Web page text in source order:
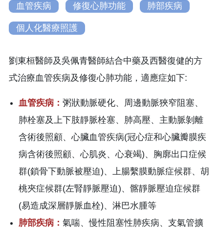
血管疾病 修復心肺功能 肺部疾病
個人化醫療照護
劉東桓醫師及吳佩青醫師結合中藥及西醫復健的方
式治療血管疾病及修復心肺功能，適應症如下:
血管疾病： 粥狀動脈硬化、周邊動脈狹窄阻塞、
肺栓塞及上下肢靜脈栓塞、肺高壓、主動脈剝離
含術後照顧、心臟血管疾病(冠心症和心臟瓣膜疾
病含術後照顧、心肌炎、心衰竭)、胸廓出口症候
群(鎖骨下動脈被壓迫)、上腸繫膜動脈症候群、胡
桃夾症候群(左腎靜脈壓迫)、髂靜脈壓迫症候群
(易造成深層靜脈血栓)、淋巴水腫等
肺部疾病： 氣喘、慢性阻塞性肺疾病、支氣管擴